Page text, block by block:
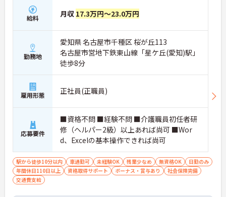
・入社時は先輩スタッフの同行訪問からスタートす
るため、訪問介護未経験の方も安心して業務に慣れ
ることができます
・訪問診療医と24時間連携し、チームで看取りに取
り組む体制が整っているため、「看取りのプロ」と
して他施設では得られない経験を積むことができま
【頑張りがしっかり給与・評価に反映される職場で
す】
・処遇改善手当78,000円、賞与は年2回＋処遇改善
あるなど、年次にかかわらず頑張りが評価され、キ
ャリアアップを実現できる職場環境です
【働きやすい休日・残業面と、長く安心して働ける
・月9日公休に加え、夏季・冬季休暇各3日が確保さ
れており（年間休日113日）、オンオフのメリハリ
をつけて働くことができます。
・全社平均残業月5時間程度と、業界平均を大きく
給料 月収 17.3万円～23.0万円
勤務地
愛知県 名古屋市千種区 桜が丘113
名古屋市営地下鉄東山線「星ケ丘(愛知)駅」
徒歩8分
雇用形態 正社員(正職員)
応募要件
■資格不問 ■経験不問 ■介護職員初任者研
修（ヘルパー2級）以上あれば尚可 ■Wor
d、Excelの基本操作できれば尚可
駅から徒歩10分以内 車通勤可 未経験OK 残業少なめ 無資格OK
日勤のみ
年間休日110日以上
資格取得サポート ボーナス・賞与あり
社会保険完備
交通費支給